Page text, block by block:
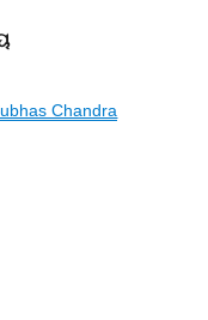
Chandra